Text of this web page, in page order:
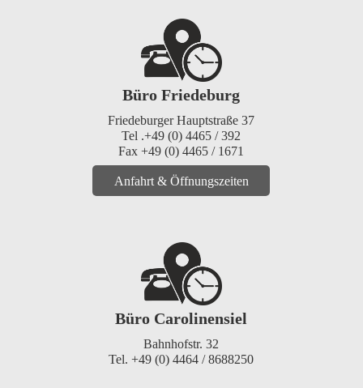
Büro Friedeburg
Friedeburger Hauptstraße 37
Tel .+49 (0) 4465 / 392
Fax +49 (0) 4465 / 1671
Anfahrt & Öffnungszeiten
Büro Carolinensiel
Bahnhofstr. 32
Tel. +49 (0) 4464 / 8688250